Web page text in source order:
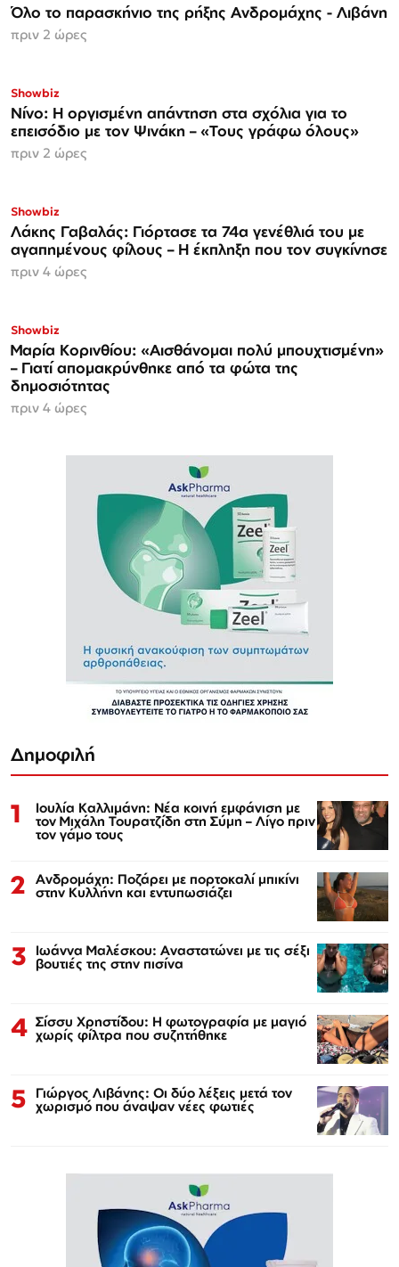
Όλο το παρασκήνιο της ρήξης Ανδρομάχης - Λιβάνη
πριν 2 ώρες
Showbiz
Νίνο: Η οργισμένη απάντηση στα σχόλια για το
επεισόδιο με τον Ψινάκη – «Τους γράφω όλους»
πριν 2 ώρες
Showbiz
Λάκης Γαβαλάς: Γιόρτασε τα 74α γενέθλιά του με
αγαπημένους φίλους – Η έκπληξη που τον συγκίνησε
πριν 4 ώρες
Showbiz
Μαρία Κορινθίου: «Αισθάνομαι πολύ μπουχτισμένη»
– Γιατί απομακρύνθηκε από τα φώτα της
δημοσιότητας
πριν 4 ώρες
Δημοφιλή
1 Ιουλία Καλλιμάνη: Νέα κοινή εμφάνιση με
τον Μιχάλη Τουρατζίδη στη Σύμη – Λίγο πριν
τον γάμο τους
2 Ανδρομάχη: Ποζάρει με πορτοκαλί μπικίνι
στην Κυλλήνη και εντυπωσιάζει
3 Ιωάννα Μαλέσκου: Αναστατώνει με τις σέξι
βουτιές της στην πισίνα
4 Σίσσυ Χρηστίδου: Η φωτογραφία με μαγιό
χωρίς φίλτρα που συζητήθηκε
5 Γιώργος Λιβάνης: Οι δύο λέξεις μετά τον
χωρισμό που άναψαν νέες φωτιές